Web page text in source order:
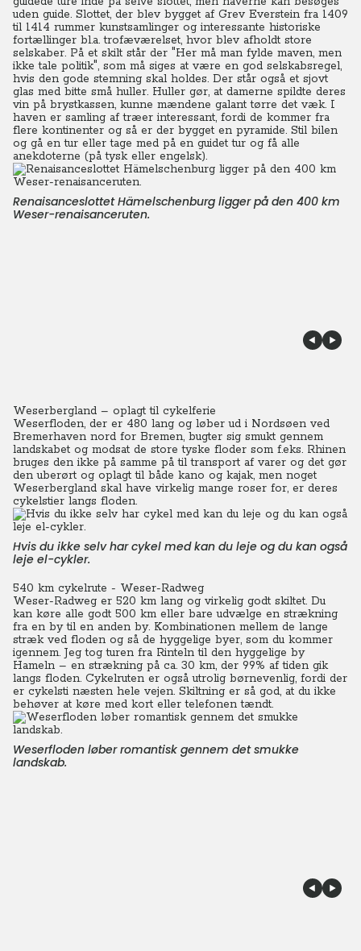
uden guide. Slottet, der blev bygget af Grev Everstein fra 1409
til 1414 rummer kunstsamlinger og interessante historiske
fortællinger bl.a. trofæværelset, hvor blev afholdt store
selskaber. På et skilt står der "Her må man fylde maven, men
ikke tale politik", som må siges at være en god selskabsregel,
hvis den gode stemning skal holdes. Der står også et sjovt
glas med bitte små huller. Huller gør, at damerne spildte deres
vin på brystkassen, kunne mændene galant tørre det væk. I
haven er samling af træer interessant, fordi de kommer fra
flere kontinenter og så er der bygget en pyramide. Stil bilen
og gå en tur eller tage med på en guidet tur og få alle
anekdoterne (på tysk eller engelsk).
Renaisanceslottet Hämelschenburg ligger på den 400 km
Weser-renaisanceruten.
Weserbergland – oplagt til cykelferie
Weserfloden, der er 480 lang og løber ud i Nordsøen ved
Bremerhaven nord for Bremen, bugter sig smukt gennem
landskabet og modsat de store tyske floder som f.eks. Rhinen
bruges den ikke på samme på til transport af varer og det gør
den uberørt og oplagt til både kano og kajak, men noget
Weserbergland skal have virkelig mange roser for, er deres
cykelstier langs floden.
Hvis du ikke selv har cykel med kan du leje og du kan også
leje el-cykler.
540 km cykelrute - Weser-Radweg
Weser-Radweg er 520 km lang og virkelig godt skiltet. Du
kan køre alle godt 500 km eller bare udvælge en strækning
fra en by til en anden by. Kombinationen mellem de lange
stræk ved floden og så de hyggelige byer, som du kommer
igennem. Jeg tog turen fra Rinteln til den hyggelige by
Hameln – en strækning på ca. 30 km, der 99% af tiden gik
langs floden. Cykelruten er også utrolig børnevenlig, fordi der
er cykelsti næsten hele vejen. Skiltning er så god, at du ikke
behøver at køre med kort eller telefonen tændt.
Weserfloden løber romantisk gennem det smukke
landskab.